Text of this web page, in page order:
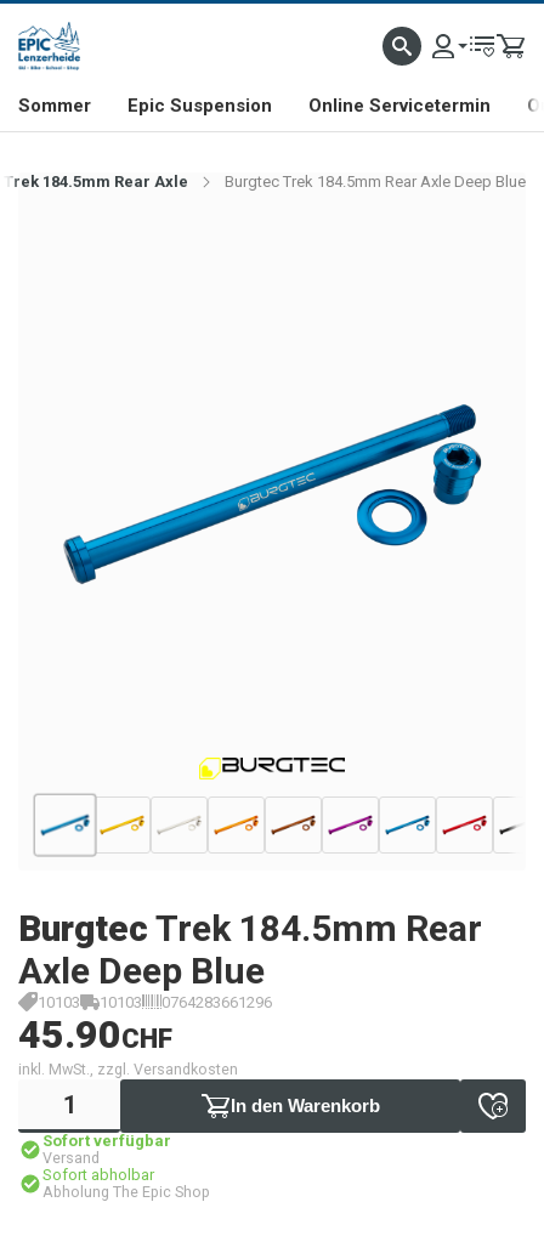
& FREERIDE-SPEZIALIST SCHWEIZER FIRMA SHOP & SHOWROOM IN
Sommer Epic Suspension Online Servicetermin
184.5mm Rear Axle Burgtec Trek 184.5mm Rear Axle Deep Blue
Burgtec Trek 184.5mm Rear
Axle Deep Blue
10103 10103 0764283661296
45.90CHF
inkl. MwSt., zzgl. Versandkosten
In den Warenkorb
Sofort verfügbar
Versand
Sofort abholbar
Abholung The Epic Shop